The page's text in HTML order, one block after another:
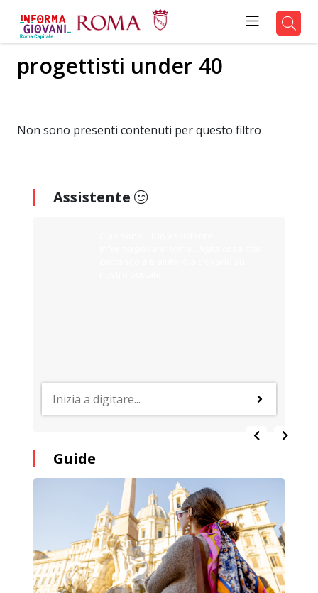
progettisti under 40
Non sono presenti contenuti per questo filtro
Assistente
Guide